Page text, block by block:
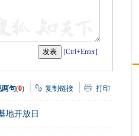
[Ctrl+Enter]
两句(0) 复制链接 打印
地开放日